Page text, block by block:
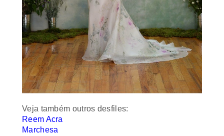
Reem Acra
Marchesa
Delphine Manivet